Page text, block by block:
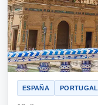
ESPAÑA PORTUGAL